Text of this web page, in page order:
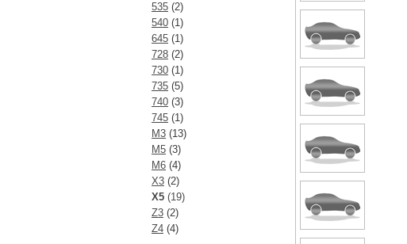
535 (2)
540 (1)
645 (1)
728 (2)
730 (1)
735 (5)
740 (3)
745 (1)
M3 (13)
M5 (3)
M6 (4)
X3 (2)
X5 (19)
Z3 (2)
Z4 (4)